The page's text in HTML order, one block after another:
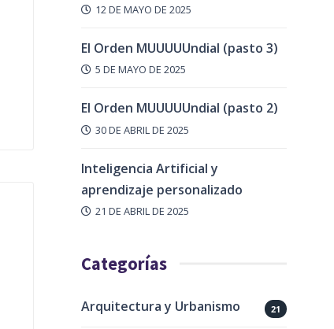
12 DE MAYO DE 2025
El Orden MUUUUUndial (pasto 3)
5 DE MAYO DE 2025
El Orden MUUUUUndial (pasto 2)
30 DE ABRIL DE 2025
Inteligencia Artificial y
aprendizaje personalizado
21 DE ABRIL DE 2025
Categorías
Arquitectura y Urbanismo 21